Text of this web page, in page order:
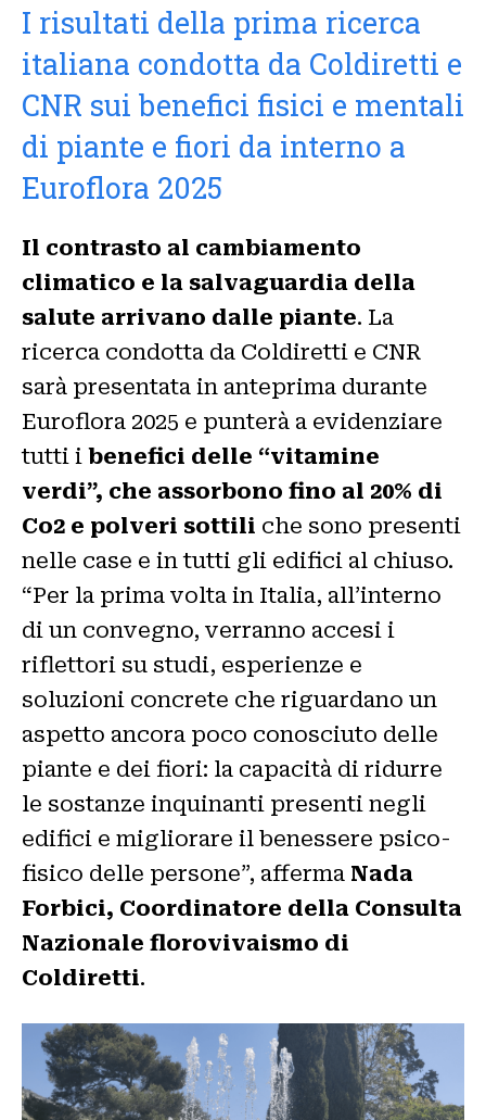
I risultati della prima ricerca
italiana condotta da Coldiretti e
CNR sui benefici fisici e mentali
di piante e fiori da interno a
Euroflora 2025
Il contrasto al cambiamento
climatico e la salvaguardia della
salute arrivano dalle piante. La
ricerca condotta da Coldiretti e CNR
sarà presentata in anteprima durante
Euroflora 2025 e punterà a evidenziare
tutti i benefici delle “vitamine
verdi”, che assorbono fino al 20% di
Co2 e polveri sottili che sono presenti
nelle case e in tutti gli edifici al chiuso.
“Per la prima volta in Italia, all’interno
di un convegno, verranno accesi i
riflettori su studi, esperienze e
soluzioni concrete che riguardano un
aspetto ancora poco conosciuto delle
piante e dei fiori: la capacità di ridurre
le sostanze inquinanti presenti negli
edifici e migliorare il benessere psico-
fisico delle persone”, afferma Nada
Forbici, Coordinatore della Consulta
Nazionale florovivaismo di
Coldiretti.